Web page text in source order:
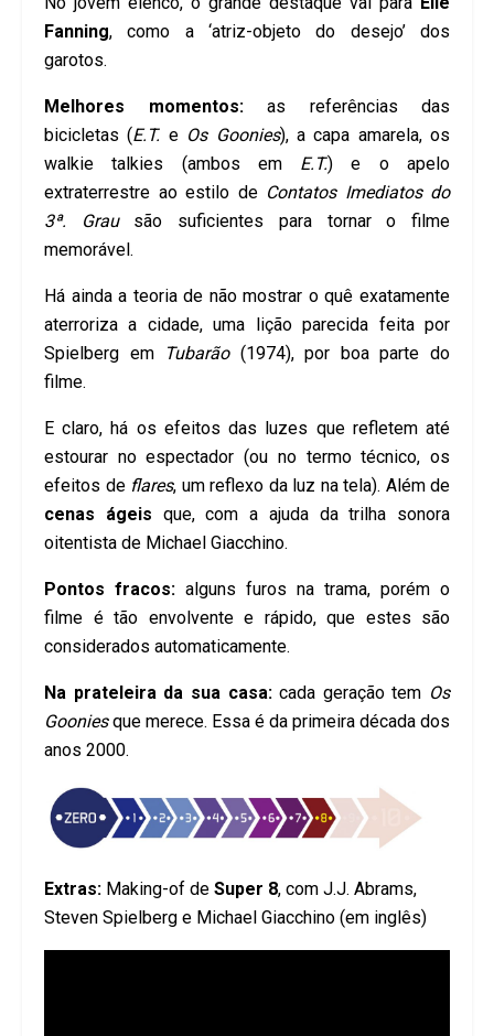
Fanning, como a ‘atriz-objeto do desejo’ dos
garotos.
Melhores momentos:as referências das
bicicletas (E.T. e Os Goonies), a capa amarela, os
walkie talkies (ambos emE.T.) e o apelo
extraterrestre ao estilo de Contatos Imediatos do
3ª. Grausão suficientes para tornar o filme
memorável.
Há ainda a teoria de não mostrar o quê exatamente
aterroriza a cidade, uma lição parecida feita por
Spielberg em
Tubarão(1974), por boa parte do
filme.
E claro, há os efeitos das luzes que refletem até
estourar no espectador (ou no termo técnico, os
efeitos deflares, um reflexo da luz na tela). Além de
cenas ágeis que, com a ajuda da trilha sonora
oitentista de Michael Giacchino.
Pontos fracos: alguns furos na trama, porém o
filme é tão envolvente e rápido, que estes são
considerados automaticamente.
Na prateleira da sua casa:cada geração tem Os
Gooniesque merece. Essa é da primeira década dos
anos 2000.
Extras: Making-of de Super 8, com J.J. Abrams,
Steven Spielberg e Michael Giacchino (em inglês)